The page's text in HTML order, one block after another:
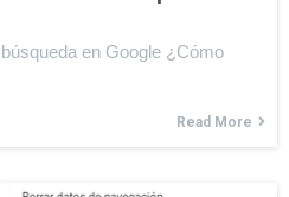
en Google ¿Cómo
Read More